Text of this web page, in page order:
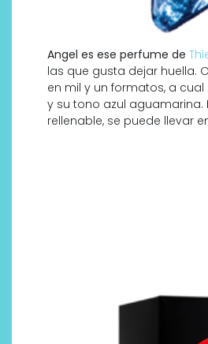
Angel es ese perfume de
las que gusta dejar huella.
en mil y un formatos, a
y su tono azul aguamarina.
rellenable, se puede llevar